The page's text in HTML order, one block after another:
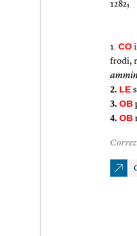
1282;
1. CO
frodi,
2. LE
3. OB
4. OB